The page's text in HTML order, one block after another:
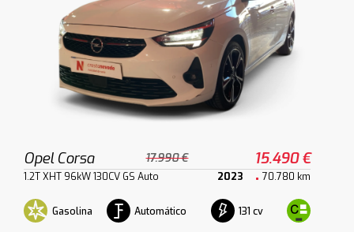
Opel Corsa 17.990 € 15.490 €
1.2T XHT 96kW 130CV GS Auto 2023 70.780 km
Gasolina Automático 131 cv